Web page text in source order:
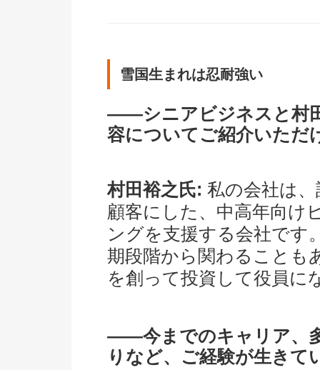
雪国生まれは忍耐強い
――シニアビジネスと村
容についてご紹介いただ
村田裕之氏: 私の会社は
顧客にした、中高年向け
ングを支援する会社です
期段階から関わることも
を創って投資して役員に
――今までのキャリア、
りなど、ご経験が生きて